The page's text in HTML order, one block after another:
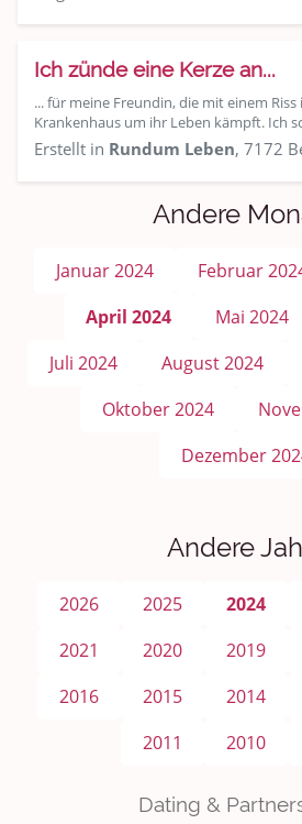
Ich zünde eine Kerze an...
... für meine Freundin, die mit einem
Krankenhaus um ihr Leben kämpft. Ich
Erstellt in Rundum Leben, 7172
Andere
Januar 2024 Februar
April 2024
Mai 2024
Juli 2024
August 2024
Oktober 2024
Dezember
Andere
2026 2025 2024
2021
2020 2019
2016
2015 2014
2011
2010
Dating &